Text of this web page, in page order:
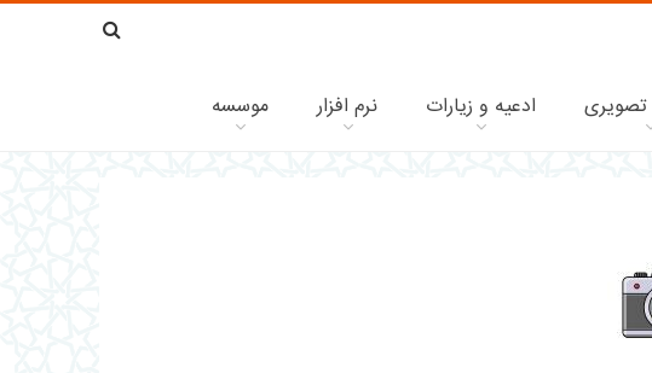
ادعیه و زیارات نرم افزار موسسه